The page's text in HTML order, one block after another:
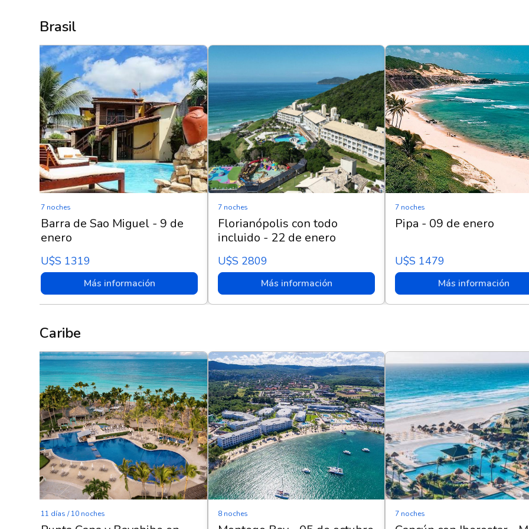
Brasil
7 noches
Barra de Sao Miguel - 9 de
enero
U$s 1319
Más información
7 noches
Florianópolis con todo
incluido - 22 de enero
U$s 2809
Más información
7 noches
Pipa - 09 de enero
U$s 1479
Más información
Caribe
11 días / 10 noches 8 noches 7 noches